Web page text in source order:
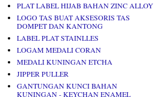
PLAT LABEL HIJAB BAHAN ZINC ALLOY
LOGO TAS BUAT AKSESORIS TAS
DOMPET DAN KANTONG
LABEL PLAT STAINLLES
LOGAM MEDALI CORAN
MEDALI KUNINGAN ETCHA
JIPPER PULLER
GANTUNGAN KUNCI BAHAN
KUNINGAN - KEYCHAN ENAMEL